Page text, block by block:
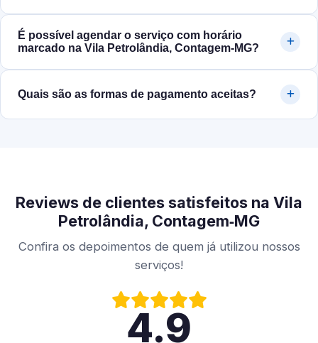
É possível agendar o serviço com horário
marcado na Vila Petrolândia, Contagem‑MG?
Quais são as formas de pagamento aceitas?
Reviews de clientes satisfeitos na Vila
Petrolândia, Contagem‑MG
Confira os depoimentos de quem já utilizou nossos
serviços!
4.9